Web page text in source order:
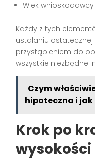
Wiek wnioskodawcy
Każdy z tych
ustalaniu
przystąpieniem do
wszystkie niezbędne
Czym
hipoteczna i jak
Krok po
wysokości